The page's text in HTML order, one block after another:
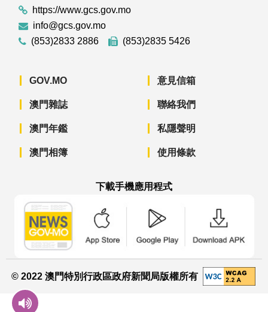
https://www.gcs.gov.mo
info@gcs.gov.mo
(853)2833 2886
(853)2835 5426
GOV.MO
澳門雜誌
澳門年鑑
澳門相簿
意見信箱
聯絡我們
私隱聲明
使用條款
下載手機應用程式
© 2022 澳門特別行政區政府新聞局版權所有